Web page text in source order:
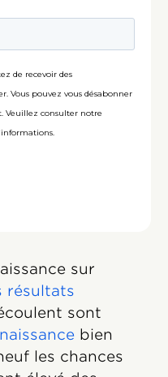
sur
résultats
sont
bien
les chances